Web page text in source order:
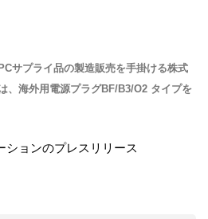
サプライ品の製造販売を手掛ける株式
、海外用電源プラグBF/B3/O2 タイプを
ションのプレスリリース